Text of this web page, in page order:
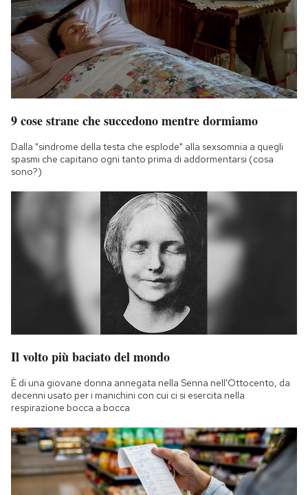
9 cose strane che succedono mentre dormiamo
Dalla "sindrome della testa che esplode" alla sexsomnia a quegli
spasmi che capitano ogni tanto prima di addormentarsi (cosa
sono?)
Il volto più baciato del mondo
È di una giovane donna annegata nella Senna nell'Ottocento, da
decenni usato per i manichini con cui ci si esercita nella
respirazione bocca a bocca